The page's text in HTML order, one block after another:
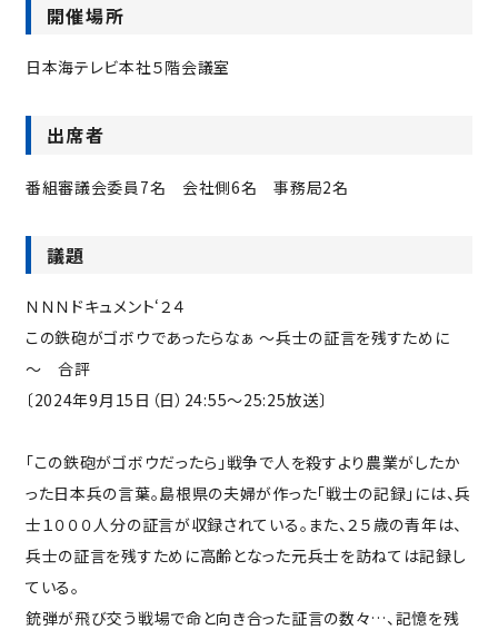
開催場所
日本海テレビ本社５階会議室
出席者
番組審議会委員7名 会社側6名 事務局2名
議題
ＮＮＮドキュメント‘２４
この鉄砲がゴボウであったらなぁ ～兵士の証言を残すために
～ 合評
〔2024年9月15日（日）24:55～25:25放送〕
「この鉄砲がゴボウだったら」戦争で人を殺すより農業がしたか
った日本兵の言葉。島根県の夫婦が作った「戦士の記録」には、兵
士１０００人分の証言が収録されている。また、２５歳の青年は、
兵士の証言を残すために高齢となった元兵士を訪ねては記録し
ている。
銃弾が飛び交う戦場で命と向き合った証言の数々…、記憶を残